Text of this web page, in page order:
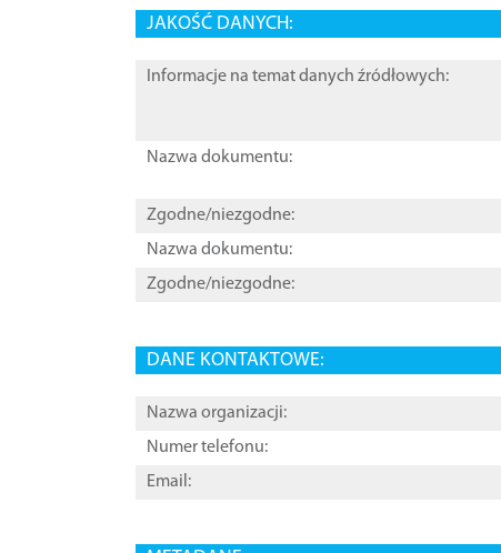
JAKOŚĆ DANYCH:
Informacje na temat danych źródłowych:
Nazwa dokumentu:
Zgodne/niezgodne:
Nazwa dokumentu:
Zgodne/niezgodne:
DANE KONTAKTOWE:
Nazwa organizacji:
Numer telefonu:
Email: